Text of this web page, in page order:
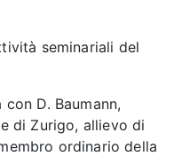
seminariali del
D. Baumann,
di Zurigo, allievo di
ordinario della